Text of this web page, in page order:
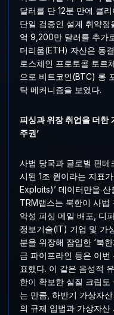
달러를 단 12분 만에 클
단일 검증인 설계 취약
억 9,200만 달러를 추가
더리움(ETH) 자산은 동
로스체인 프로토콜 토르
으로 비트코인(BTC) 롱
탁 메커니즘을 보였다.
피싱과 위장 취업을 더한
주권’
사법 당국과 글로벌 핀테
시된 1조 원이라는 지표
Exploits)’ 데이터만을
TRM랩스는 북한이 사법
악성 피싱 메일 배포, 디
정보기술(IT) 기업 및 가
분을 위장해 잠입한 ‘북
금 파이프라인 등은 이
표했다. 이 같은 음성적
한이 확보한 실질 크립토
는 만큼, 하반기 가상자
의 규제 입법과 가상자